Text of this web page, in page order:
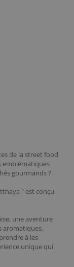
de la street food
emblématiques
gourmands ?
" est conçu
une aventure
aromatiques,
à les
unique qui